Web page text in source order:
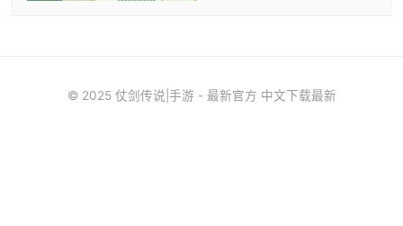
© 2025 仗剑传说|手游 - 最新官方 中文下载最新